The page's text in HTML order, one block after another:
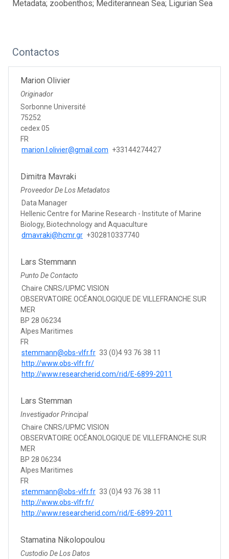
Metadata; zoobenthos; Mediterannean Sea; Ligurian Sea
Contactos
Marion Olivier
Originador
Sorbonne Université
75252
cedex 05
FR
marion.l.olivier@gmail.com +33144274427
Dimitra Mavraki
Proveedor De Los Metadatos
Data Manager
Hellenic Centre for Marine Research - Institute of Marine
Biology, Biotechnology and Aquaculture
dmavraki@hcmr.gr +302810337740
Lars Stemmann
Punto De Contacto
Chaire CNRS/UPMC VISION
OBSERVATOIRE OCÉANOLOGIQUE DE VILLEFRANCHE SUR
MER
BP 28 06234
Alpes Maritimes
FR
stemmann@obs-vlfr.fr 33 (0)4 93 76 38 11
http://www.obs-vlfr.fr/
http://www.researcherid.com/rid/E-6899-2011
Lars Stemman
Investigador Principal
Chaire CNRS/UPMC VISION
OBSERVATOIRE OCÉANOLOGIQUE DE VILLEFRANCHE SUR
MER
BP 28 06234
Alpes Maritimes
FR
stemmann@obs-vlfr.fr 33 (0)4 93 76 38 11
http://www.obs-vlfr.fr/
http://www.researcherid.com/rid/E-6899-2011
Stamatina Nikolopoulou
Custodio De Los Datos